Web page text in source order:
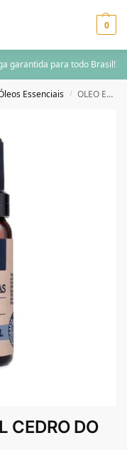
0
garantida para todo Brasil!
Essenciais / OLEO ESSENCIAL 10ML CEDRO DO ATLAS
CEDRO DO